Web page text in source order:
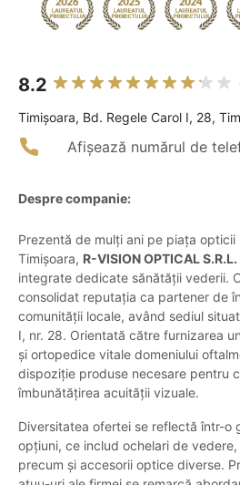
8.2
Timişoara, Bd. Regele Carol I, 28,
Afișează numărul de
Despre companie:
Prezentă de mulți ani pe piața opticii
Timișoara, R-VISION OPTICAL S.R.L.
integrate dedicate sănătății vederii.
consolidat reputația ca partener de
comunității locale, având sediul
I, nr. 28. Orientată către furnizarea
și ortopedice vitale domeniului
dispoziție produse necesare pentru
îmbunătățirea acuității vizuale.
Diversitatea ofertei se reflectă într-o
opțiuni, ce includ ochelari de
precum și accesorii optice diverse.